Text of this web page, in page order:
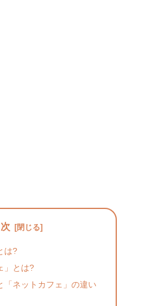
は?
」とは?
「ネットカフェ」の違い